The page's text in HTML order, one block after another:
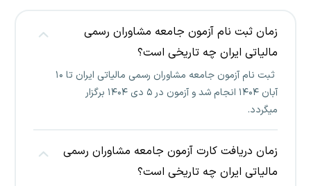
زمان ثبت نام آزمون جامعه مشاوران رسمی
مالیاتی ایران چه تاریخی است؟
ثبت نام آزمون جامعه مشاوران رسمی مالیاتی ایران تا ۱۰
آبان ۱۴۰۴ انجام شد و آزمون در ۵ دی ۱۴۰۴ برگزار
میگردد.
زمان دریافت کارت آزمون جامعه مشاوران رسمی
مالیاتی ایران چه تاریخی است؟